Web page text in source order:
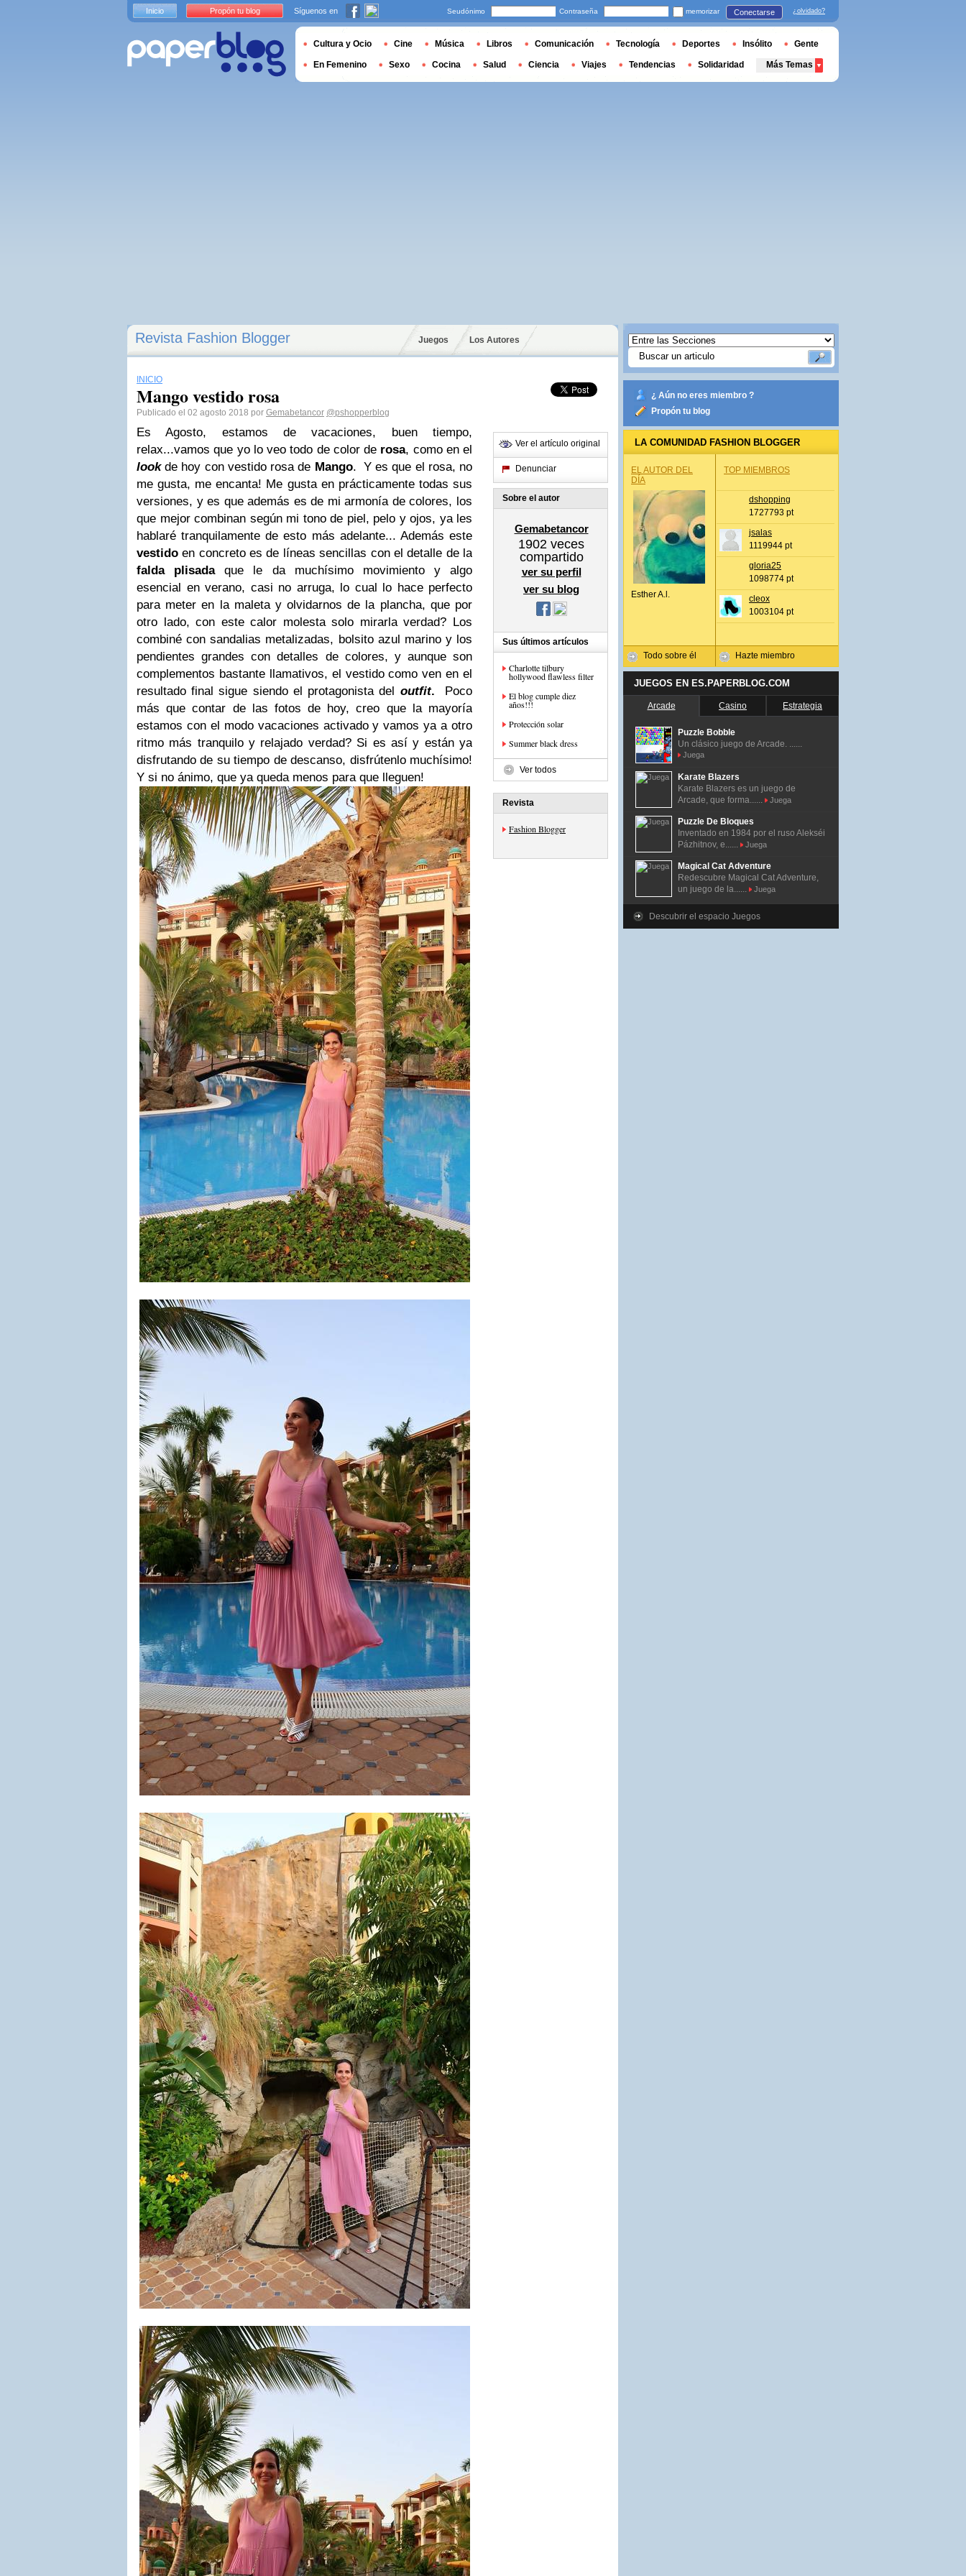
Revista Fashion Blogger Juegos Los Autores
INICIO
Mango vestido rosa
Publicado el 02 agosto 2018 por Gemabetancor @pshopperblog
Es Agosto, estamos de vacaciones, buen tiempo,
relax...vamos que yo lo veo todo de color de rosa, como en el
lookde hoy con vestido rosa de Mango. Y es que el rosa, no
me gusta, me encanta! Me gusta en prácticamente todas sus
versiones, y es que además es de mi armonía de colores, los
que mejor combinan según mi tono de piel, pelo y ojos, ya les
hablaré tranquilamente de esto más adelante... Además este
vestido en concreto es de líneas sencillas con el detalle de la
falda plisadaque le da muchísimo movimiento y algo
esencial en verano, casi no arruga, lo cual lo hace perfecto
para meter en la maleta y olvidarnos de la plancha, que por
otro lado, con este calor molesta solo mirarla verdad? Los
combiné con sandalias metalizadas, bolsito azul marino y los
pendientes grandes con detalles de colores, y aunque son
complementos bastante llamativos, el vestido como ven en el
resultado final sigue siendo el protagonista del outfit.
Poco
más que contar de las fotos de hoy, creo que la mayoría
estamos con el modo vacaciones activado y vamos ya a otro
ritmo más tranquilo y relajado verdad? Si es así y están ya
disfrutando de su tiempo de descanso, disfrútenlo muchísimo!
Y si no ánimo, que ya queda menos para que lleguen!
Ver el artículo original
Denunciar
Sobre el autor
Gemabetancor
1902 veces
compartido
ver su perfil
ver su blog
Sus últimos artículos
Charlotte tilbury
hollywood flawless filter
El blog cumple diez
años!!!
Protección solar
Summer black dress
Ver todos
Revista
Fashion Blogger
¿ Aún no eres miembro ?
Propón tu blog
LA COMUNIDAD FASHION BLOGGER
EL AUTOR DEL
DÍA
Esther A.l.
Todo sobre él
TOP MIEMBROS
dshopping
1727793 pt
jsalas
1119944 pt
gloria25
1098774 pt
cleox
1003104 pt
Hazte miembro
JUEGOS EN ES.PAPERBLOG.COM
Arcade Casino Estrategia
Puzzle Bobble
Un clásico juego de Arcade. ......
Juega
Karate Blazers
Karate Blazers es un juego de
Arcade, que forma......
Juega
Puzzle De Bloques
Inventado en 1984 por el ruso Alekséi
Pázhitnov, e......
Juega
Magical Cat Adventure
Redescubre Magical Cat Adventure,
un juego de la......
Juega
Descubrir el espacio Juegos
Inicio Propón tu blog Síguenos en Seudónimo Contraseña memorizar Conectarse ¿olvidado?
Cultura y Ocio Cine Música Libros Comunicación Tecnología Deportes Insólito Gente
En Femenino Sexo Cocina Salud Ciencia Viajes Tendencias Solidaridad Más Temas